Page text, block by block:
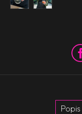
Popis